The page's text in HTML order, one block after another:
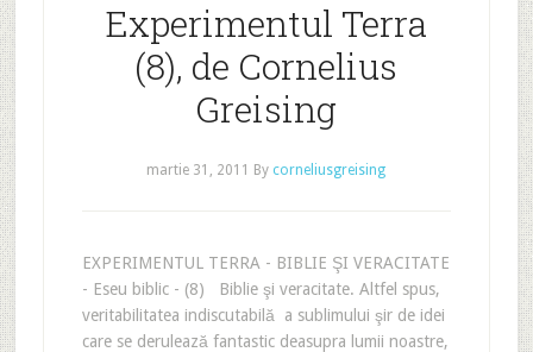
Experimentul Terra
(8), de Cornelius
Greising
martie 31, 2011 By corneliusgreising
EXPERIMENTUL TERRA - BIBLIE ŞI VERACITATE
- Eseu biblic - (8) Biblie şi veracitate. Altfel spus,
veritabilitatea indiscutabilă a sublimului şir de idei
care se derulează fantastic deasupra lumii noastre,